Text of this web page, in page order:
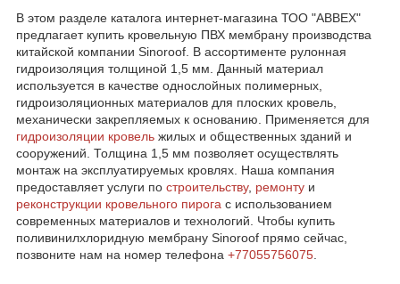
В этом разделе каталога интернет-магазина ТОО "ABBEX"
предлагает купить кровельную ПВХ мембрану производства
китайской компании Sinoroof. В ассортименте рулонная
гидроизоляция толщиной 1,5 мм. Данный материал
используется в качестве однослойных полимерных,
гидроизоляционных материалов для плоских кровель,
механически закрепляемых к основанию. Применяется для
гидроизоляции кровель жилых и общественных зданий и
сооружений. Толщина 1,5 мм позволяет осуществлять
монтаж на эксплуатируемых кровлях. Наша компания
предоставляет услуги по строительству, ремонту и
реконструкции кровельного пирога с использованием
современных материалов и технологий. Чтобы купить
поливинилхлоридную мембрану Sinoroof прямо сейчас,
позвоните нам на номер телефона +77055756075